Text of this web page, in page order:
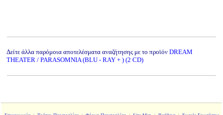
Δείτε άλλα παρόμοια αποτελέσματα αναζήτησης με το προϊόν DREAM
THEATER / PARASOMNIA (BLU - RAY + ) (2 CD)